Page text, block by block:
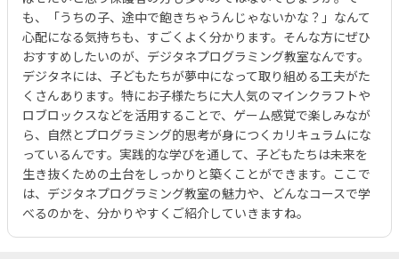
も、「うちの子、途中で飽きちゃうんじゃないかな？」なんて
心配になる気持ちも、すごくよく分かります。そんな方にぜひ
おすすめしたいのが、デジタネプログラミング教室なんです。
デジタネには、子どもたちが夢中になって取り組める工夫がた
くさんあります。特にお子様たちに大人気のマインクラフトや
ロブロックスなどを活用することで、ゲーム感覚で楽しみなが
ら、自然とプログラミング的思考が身につくカリキュラムにな
っているんです。実践的な学びを通して、子どもたちは未来を
生き抜くための土台をしっかりと築くことができます。ここで
は、デジタネプログラミング教室の魅力や、どんなコースで学
べるのかを、分かりやすくご紹介していきますね。